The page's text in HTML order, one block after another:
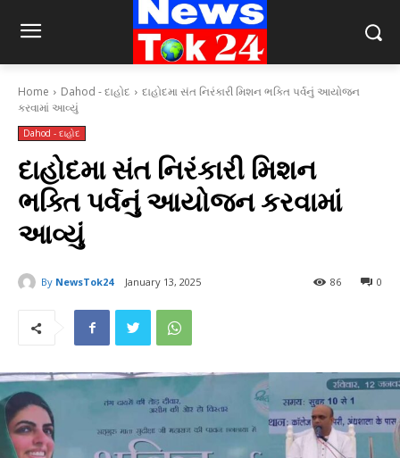
Home Dahod - દાહોદ
દાહોદમા સંત નિરંકારી મિશન ભક્તિ પર્વનું આયોજન
કરવામાં આવ્યું
Dahod - દાહોદ
દાહોદમા સંત નિરંકારી મિશન
ભક્તિ પર્વનું આયોજન કરવામાં
આવ્યું
By NewsTok24 January 13, 2025 0
86